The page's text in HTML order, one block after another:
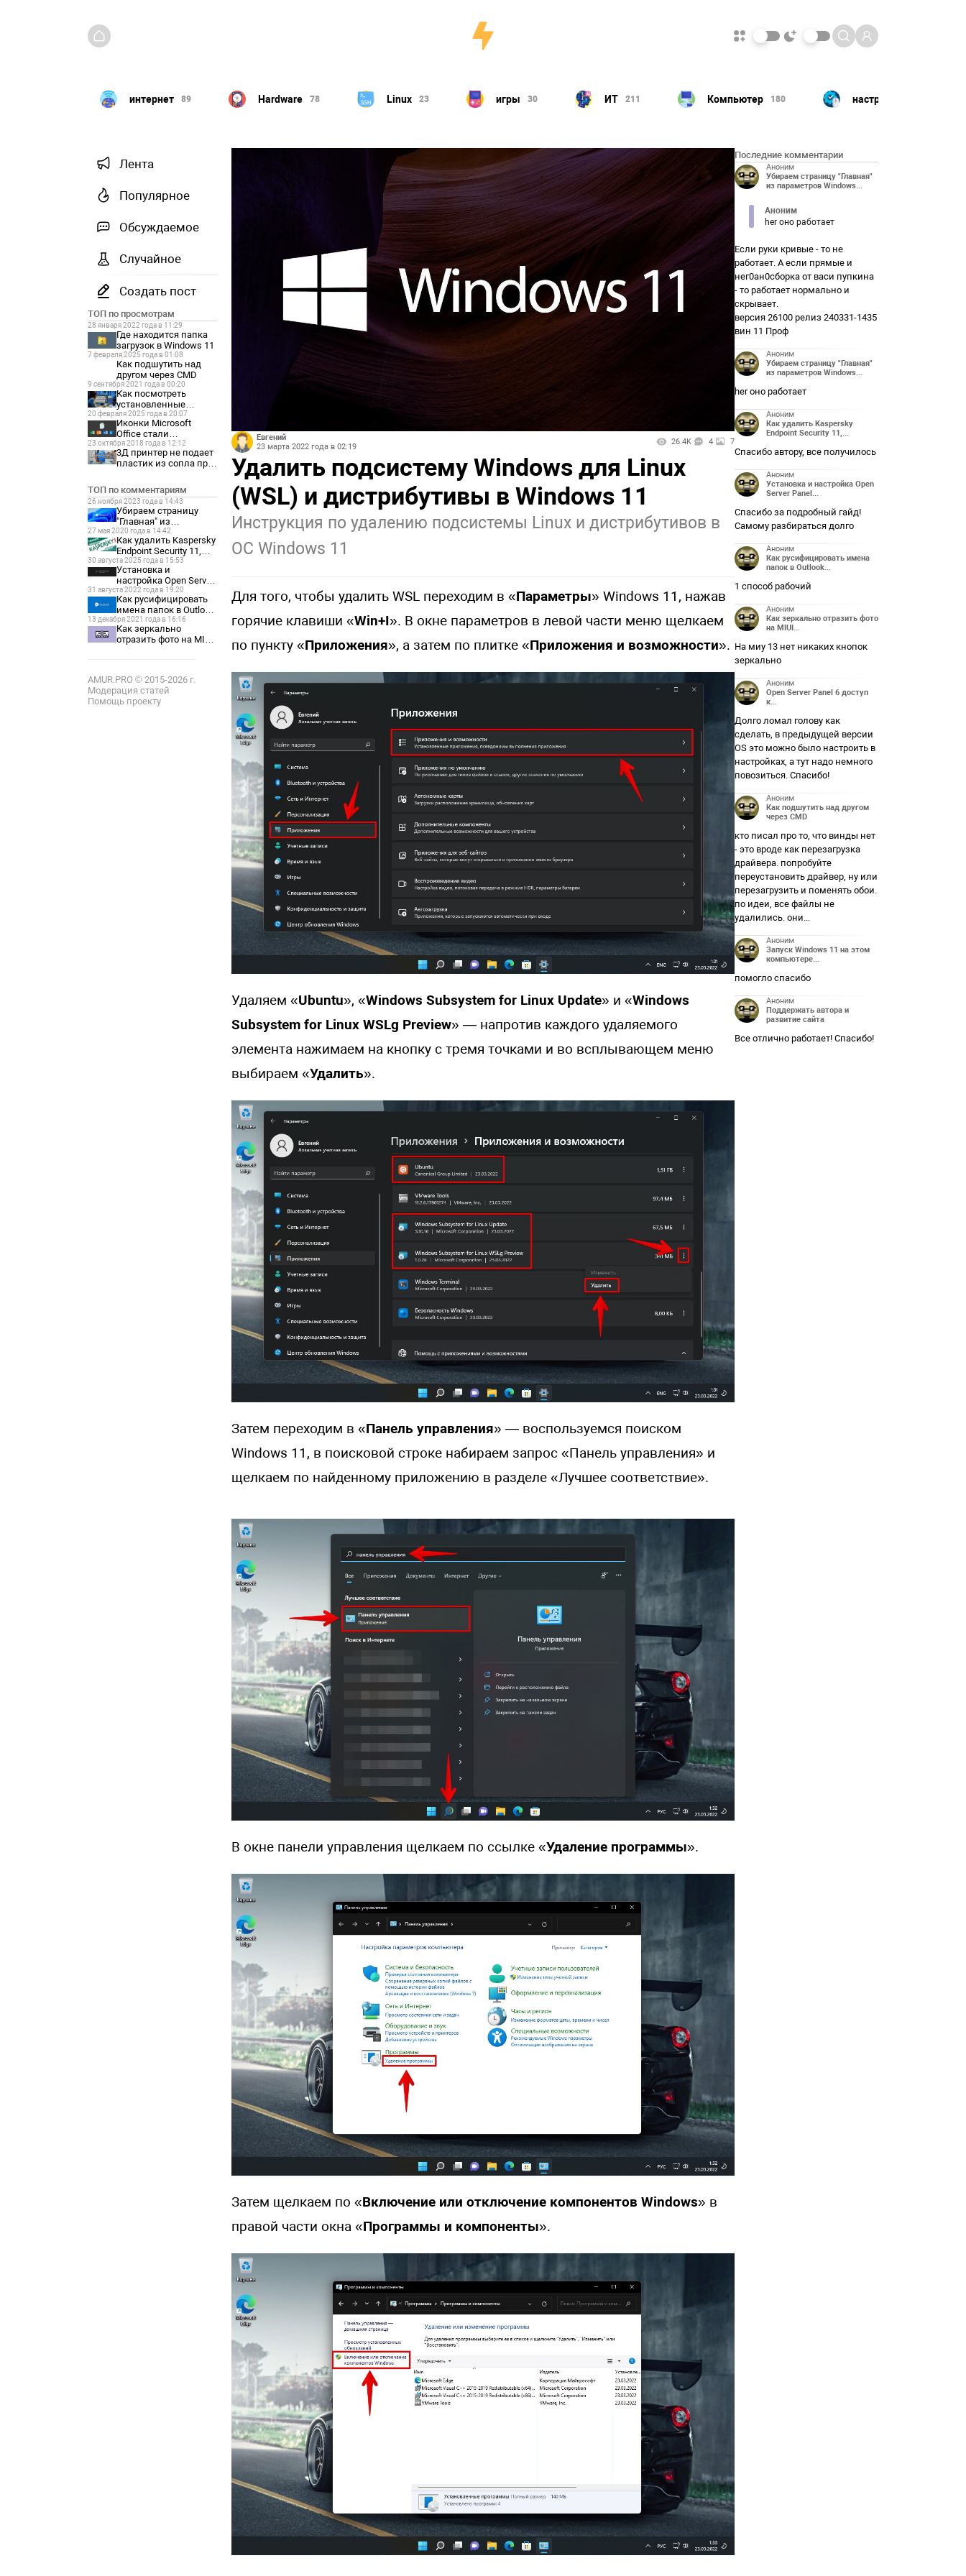
Hardware 78 Linux 23 игры 30 ИТ 211 Компьютер настройка 156 ПК
Лента
Популярное
Обсуждаемое
Случайное
Создать пост
ТОП по просмотрам
28 января 2022 года в 11:29
Где находится папка
загрузок в Windows 11
7 февраля 2025 года в 01:08
Как подшутить над
другом через CMD
9 сентября 2021 года в 00:20
Как посмотреть
установленные
программы на
Windows 11
20 февраля 2025 года в 20:07
Иконки Microsoft
Office стали
отображаться как
белые листы
23 октября 2018 года в 12:12
3Д принтер не подает
пластик из сопла при
ТОП по комментариям
26 ноября 2023 года в 14:43
Убираем страницу
"Главная" из
параметров Windows
11
27 мая 2020 года в 14:42
Как удалить Kaspersky
Endpoint Security 11,
если забыл пароль?
30 августа 2025 года в 15:53
Установка и
настройка Open Server
Panel 6
31 августа 2022 года в 19:20
Как русифицировать
имена папок в Outlook
2021
13 декабря 2021 года в 16:16
Как зеркально
отразить фото на MIUI
AMUR.PRO © 2015-2026 г.
Модерация статей
Помощь проекту
Евгений
23 марта 2022 года в 02:19
26.4K 4 7
Удалить подсистему Windows для Linux
(WSL) и дистрибутивы в Windows 11
Инструкция по удалению подсистемы Linux и дистрибутивов в
ОС Windows 11
Для того, чтобы удалить WSL переходим в «Параметры» Windows 11, нажав
горячие клавиши «Win+I». В окне параметров в левой части меню щелкаем
по пункту «Приложения», а затем по плитке «Приложения и возможности».
Удаляем «Ubuntu», «Windows Subsystem for Linux Update» и «Windows
Subsystem for Linux WSLg Preview» — напротив каждого удаляемого
элемента нажимаем на кнопку с тремя точками и во всплывающем меню
выбираем «Удалить».
Затем переходим в «Панель управления» — воспользуемся поиском
Windows 11, в поисковой строке набираем запрос «Панель управления» и
щелкаем по найденному приложению в разделе «Лучшее соответствие».
В окне панели управления щелкаем по ссылке «Удаление программы».
Затем щелкаем по «Включение или отключение компонентов Windows» в
правой части окна «Программы и компоненты».
Последние комментарии
Аноним
Убираем страницу "Главная"
из параметров Windows...
Аноним
her оно работает
Если руки кривые - то не
работает. А если прямые и
нег0ан0сборка от васи пупкина
- то работает нормально и
скрывает.
версия 26100 релиз 240331-1435
вин 11 Проф
Аноним
Убираем страницу "Главная"
из параметров Windows...
her оно работает
Аноним
Как удалить Kaspersky
Endpoint Security 11,...
Спасибо автору, все получилось
Аноним
Установка и настройка Open
Server Panel...
Спасибо за подробный гайд!
Самому разбираться долго
Аноним
Как русифицировать имена
папок в Outlook...
1 способ рабочий
Аноним
Как зеркально отразить фото
на MIUI...
На миу 13 нет никаких кнопок
зеркально
Аноним
Open Server Panel 6 доступ
к...
Долго ломал голову как
сделать, в предыдущей версии
OS это можно было настроить в
настройках, а тут надо немного
повозиться. Спасибо!
Аноним
Как подшутить над другом
через CMD
кто писал про то, что винды нет
- это вроде как перезагрузка
драйвера. попробуйте
переустановить драйвер, ну или
перезагрузить и поменять обои.
по идеи, все файлы не
удалились. они...
Аноним
Запуск Windows 11 на этом
компьютере...
помогло спасибо
Аноним
Поддержать автора и
развитие сайта
Все отлично работает! Спасибо!